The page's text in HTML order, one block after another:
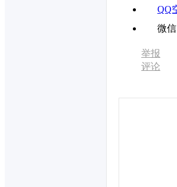
QQ
微信
举报
评论